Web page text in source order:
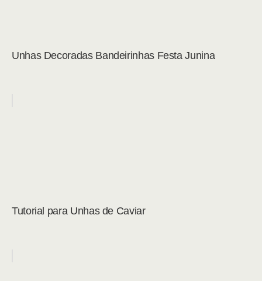
Unhas Decoradas Bandeirinhas Festa Junina
Tutorial para Unhas de Caviar